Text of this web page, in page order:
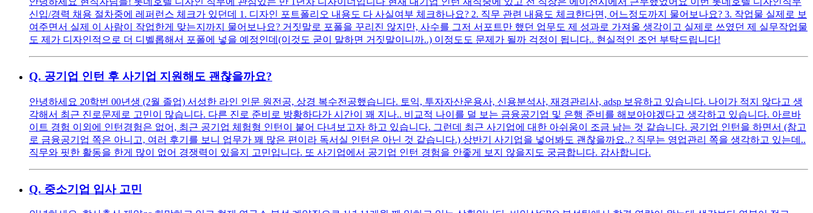
신입/경력 채용 절차중에 레퍼런스 체크가 있던데 1. 디자인 포트폴리오 내용도 다 사실여부 체크하나요? 2. 직무 관련 내용도 체크한다면, 어느정도까지 물어보나요? 3. 작업물 실제로 보
여주면서 실제 이 사람이 작업한게 맞는지까지 물어보나요? 거짓말로 포폴을 꾸리진 않지만, 사수를 그저 서포트만 했던 업무도 제 성과로 가져올 생각이고 실제로 쓰였던 제 실무작업물
도 제가 디자인적으로 더 디벨롭해서 포폴에 넣을 예정인데(이것도 굳이 말하면 거짓말이니까..) 이정도도 문제가 될까 걱정이 됩니다.. 현실적인 조언 부탁드립니다!
Q. 공기업 인턴 후 사기업 지원해도 괜찮을까요?
안녕하세요 20학번 00년생 (2월 졸업) 서성한 라인 인문 원전공, 상경 복수전공했습니다. 토익, 투자자산운용사, 신용분석사, 재경관리사, adsp 보유하고 있습니다. 나이가 적지 않다고 생
각해서 최근 진로문제로 고민이 많습니다. 다른 진로 준비로 방황하다가 시간이 꽤 지나.. 비교적 나이를 덜 보는 금융공기업 및 은행 준비를 해보아야겠다고 생각하고 있습니다. 아르바
이트 경험 이외에 인턴경험은 없어, 최근 공기업 체험형 인턴이 붙어 다녀보고자 하고 있습니다. 그런데 최근 사기업에 대한 아쉬움이 조금 남는 것 같습니다. 공기업 인턴을 하면서 (참고
로 금융공기업 쪽은 아니고, 여러 후기를 보니 업무가 꽤 많은 편이라 독서실 인턴은 아닌 것 같습니다.) 상반기 사기업을 넣어봐도 괜찮을까요..? 직무는 영업관리 쪽을 생각하고 있는데..
직무와 핏한 활동을 한게 많이 없어 경쟁력이 있을지 고민입니다. 또 사기업에서 공기업 인턴 경험을 안좋게 보지 않을지도 궁금합니다. 감사합니다.
Q. 중소기업 입사 고민